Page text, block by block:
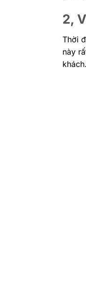
2,
Thời
này
khách.